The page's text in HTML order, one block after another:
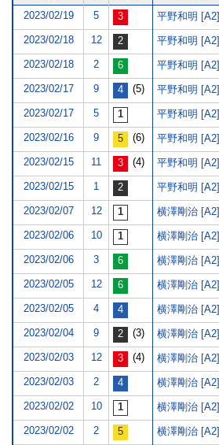
2023/02/19
5 平野和明 [A2]
2023/02/18 12 平野和明 [A2]
2023/02/18 2 平野和明 [A2]
2023/02/17 9 (5) 平野和明 [A2]
2023/02/17 5 平野和明 [A2]
2023/02/16 9 (6) 平野和明 [A2]
2023/02/15 11 (4) 平野和明 [A2]
2023/02/15 1 平野和明 [A2]
2023/02/07 12 横澤剛治 [A2]
2023/02/06 10 横澤剛治 [A2]
2023/02/06 3 横澤剛治 [A2]
2023/02/05 12 横澤剛治 [A2]
2023/02/05 4 横澤剛治 [A2]
2023/02/04 9 (3) 横澤剛治 [A2]
2023/02/03 12 (4) 横澤剛治 [A2]
2023/02/03 2 横澤剛治 [A2]
2023/02/02 10 横澤剛治 [A2]
2023/02/02 2 横澤剛治 [A2]